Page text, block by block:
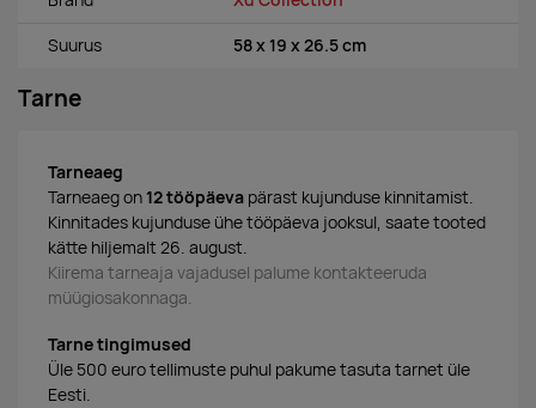
Suurus 58 x 19 x 26.5 cm
Tarne
Tarneaeg
Tarneaeg on 12 tööpäeva pärast kujunduse kinnitamist.
Kinnitades kujunduse ühe tööpäeva jooksul, saate tooted
kätte hiljemalt 26. august.
Kiirema tarneaja vajadusel palume kontakteeruda
müügiosakonnaga.
Tarne tingimused
Üle 500 euro tellimuste puhul pakume tasuta tarnet üle
Eesti.